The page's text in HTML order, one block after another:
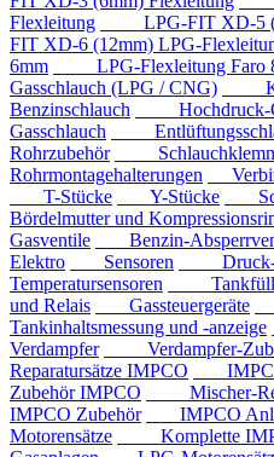
Flexleitung
LPG-FIT XD-5
FIT XD-6 (12mm) LPG-
6mm
LPG-Flexleitung Faro
Gasschlauch (LPG / CNG)
Benzinschlauch
Hochdruck-
Gasschlauch
Rohrzubehör
Rohrmontagehalterungen
T-Stücke
Y-Stücke
Bördelmutter und
Gasventile
Benzin-
Elektro
Sensoren
Druck-
Temperatursensoren
und Relais
Gassteuergeräte
Tankinhaltsmessung und -anzeige
Verdampfer
Verdampfer-
Reparatursätze IMPCO
Zubehör IMPCO
Mischer-
IMPCO Zubehör
IMPCO
Motorensätze
Komplette